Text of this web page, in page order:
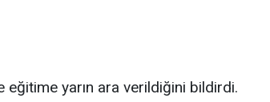
eğitime yarın ara verildiğini bildirdi.